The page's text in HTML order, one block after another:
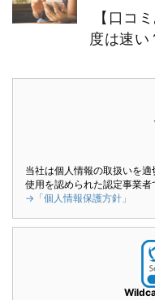
【口コ
度は速い
当社は個人情報の取扱いを
使用を認められた認定事業者
→「個人情報保護方針」